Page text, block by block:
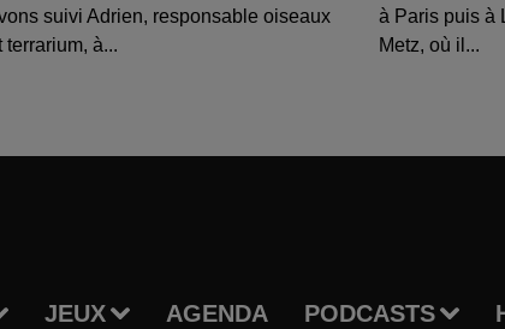
suivi Adrien, responsable oiseaux
terrarium, à...
à Paris puis à
Metz, où il...
JEUX AGENDA PODCASTS